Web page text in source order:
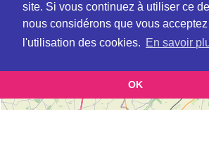
site. Si vous continuez à utiliser ce
nous considérons que vous acceptez
l'utilisation des cookies. En savoir
OK